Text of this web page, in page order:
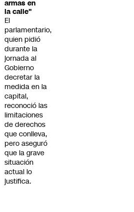
armas en
la calle"
El
parlamentario,
quien pidió
durante la
jornada al
Gobierno
decretar la
medida en la
capital,
reconoció las
limitaciones
de derechos
que conlleva,
pero aseguró
que la grave
situación
actual lo
justifica.